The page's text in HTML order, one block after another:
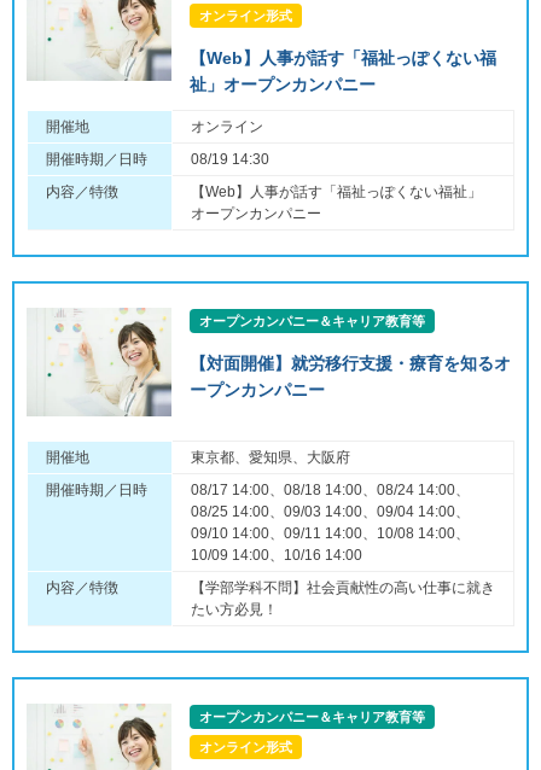
オンライン形式
【Web】人事が話す「福祉っぽくない福
祉」オープンカンパニー
開催地
オンライン
開催時期／日時
08/19 14:30
内容／特徴
【Web】人事が話す「福祉っぽくない福祉」
オープンカンパニー
オープンカンパニー＆キャリア教育等
【対面開催】就労移行支援・療育を知るオ
ープンカンパニー
開催地
東京都、愛知県、大阪府
開催時期／日時
08/17 14:00、08/18 14:00、08/24 14:00、
08/25 14:00、09/03 14:00、09/04 14:00、
09/10 14:00、09/11 14:00、10/08 14:00、
10/09 14:00、10/16 14:00
内容／特徴
【学部学科不問】社会貢献性の高い仕事に就き
たい方必見！
オープンカンパニー＆キャリア教育等
オンライン形式